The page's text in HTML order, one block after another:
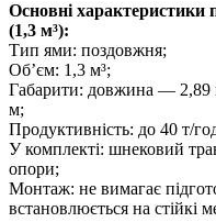
Основні характеристики
(1,3 м³):
Тип ями: поздовжня;
Об’єм: 1,3 м³;
Габарити: довжина —
м;
Продуктивність: до 40 т/
У комплекті: шнековий
опори;
Монтаж: не вимагає
встановлюється на стійкі